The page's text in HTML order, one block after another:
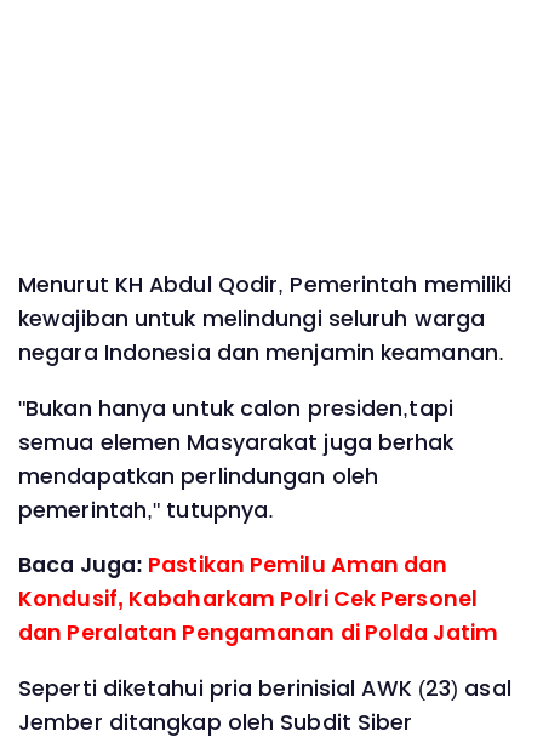
Menurut KH Abdul Qodir, Pemerintah memiliki
kewajiban untuk melindungi seluruh warga
negara Indonesia dan menjamin keamanan.
"Bukan hanya untuk calon presiden,tapi
semua elemen Masyarakat juga berhak
mendapatkan perlindungan oleh
pemerintah," tutupnya.
Baca Juga: Pastikan Pemilu Aman dan
Kondusif, Kabaharkam Polri Cek Personel
dan Peralatan Pengamanan di Polda Jatim
Seperti diketahui pria berinisial AWK (23) asal
Jember ditangkap oleh Subdit Siber